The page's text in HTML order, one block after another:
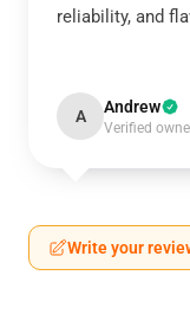
reliability, and
A Andrew
Verified
Write your